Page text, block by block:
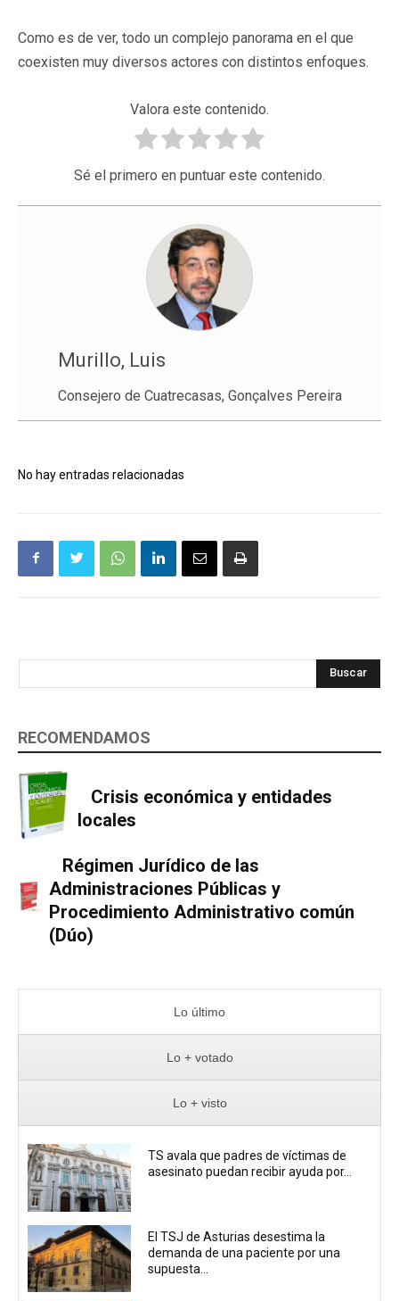
Como es de ver, todo un complejo panorama en el que
coexisten muy diversos actores con distintos enfoques.
Valora este contenido.
Sé el primero en puntuar este contenido.
Murillo, Luis
Consejero de Cuatrecasas, Gonçalves Pereira
No hay entradas relacionadas
Buscar
RECOMENDAMOS
Crisis económica y entidades
locales
Régimen Jurídico de las
Administraciones Públicas y
Procedimiento Administrativo común
(Dúo)
Lo último
Lo + votado
Lo + visto
TS avala que padres de víctimas de
asesinato puedan recibir ayuda por...
El TSJ de Asturias desestima la
demanda de una paciente por una
supuesta...